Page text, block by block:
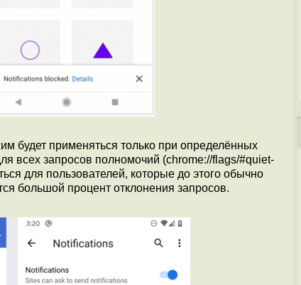
будет применяться только при определённых
всех запросов полномочий (chrome://flags/#quiet-
для пользователей, которые до этого обычно
большой процент отклонения запросов.